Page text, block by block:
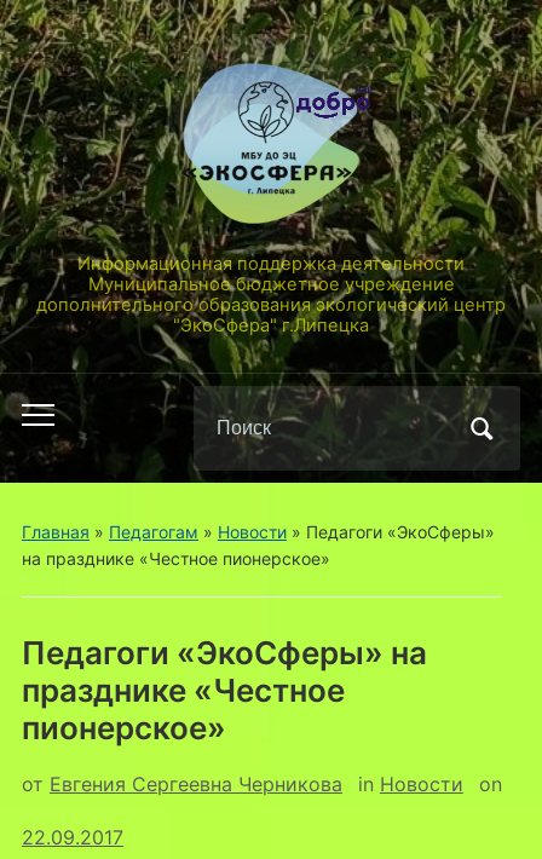
Информационная поддержка деятельности
Муниципальное бюджетное учреждение
дополнительного образования экологический центр
"ЭкоСфера" г.Липецка
Переключить
мобильное
меню
Поиск
по:
Главная » Педагогам » Новости» Педагоги «ЭкоСферы»
на празднике «Честное пионерское»
Педагоги «ЭкоСферы» на
празднике «Честное
пионерское»
от Евгения Сергеевна Черникова in Новости on
22.09.2017